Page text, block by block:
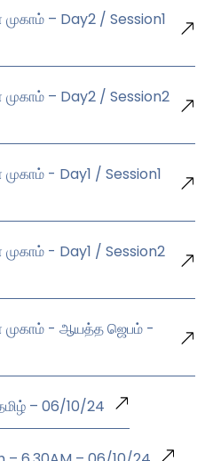
– Day2 / Session1
– Day2 / Session2
- Day1 / Session1
- Day1 / Session2
முகாம் - ஆயத்த ஜெபம் -
– 06/10/24